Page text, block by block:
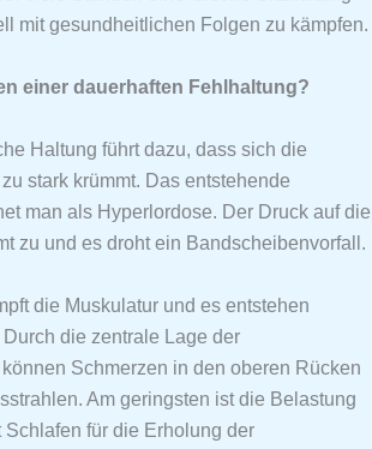
mit gesundheitlichen Folgen zu kämpfen.
einer dauerhaften Fehlhaltung?
Haltung führt dazu, dass sich die
stark krümmt. Das entstehende
man als Hyperlordose. Der Druck auf die
zu und es droht ein Bandscheibenvorfall.
die Muskulatur und es entstehen
die zentrale Lage der
Schmerzen in den oberen Rücken
Am geringsten ist die Belastung
für die Erholung der